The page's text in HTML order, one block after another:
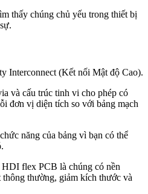
thấy chúng chủ yếu trong thiết bị
Interconnect (Kết nối Mật độ Cao).
và cấu trúc tinh vi cho phép có
đơn vị diện tích so với bảng mạch
năng của bảng vì bạn có thể
flex PCB là chúng có nền
thường, giảm kích thước và